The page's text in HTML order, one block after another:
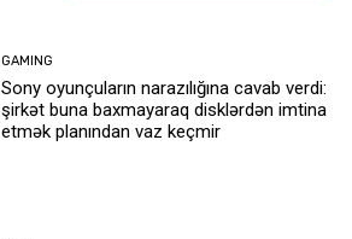
GAMING
Sony oyunçuların narazılığına cavab verdi:
şirkət buna baxmayaraq disklərdən imtina
etmək planından vaz keçmir